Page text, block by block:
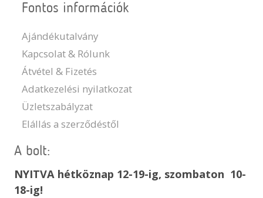
Fontos információk
Ajándékutalvány
Kapcsolat & Rólunk
Átvétel & Fizetés
Adatkezelési nyilatkozat
Üzletszabályzat
Elállás a szerződéstől
A bolt:
NYITVA hétköznap 12-19-ig, szombaton 10-
18-ig!